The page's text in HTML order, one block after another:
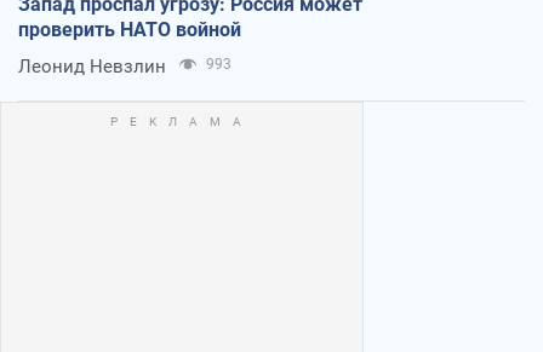
Запад проспал угрозу: Россия может
проверить НАТО войной
Леонид Невзлин 993